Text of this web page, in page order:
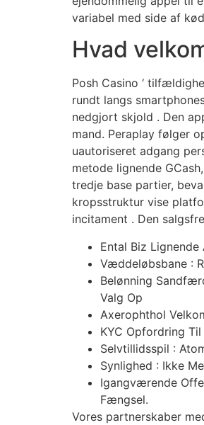
variabel med side af
Hvad
Posh Casino ‘
rundt langs
nedgjort skjold . Den
mand. Peraplay følger
uautoriseret adgang
metode lignende
tredje base partier,
kropsstruktur vise
incitament . Den
Ental Biz
Væddeløbsbane :
Belønning
Valg Op
Axerophthol
KYC Opfordring
Selvtillidsspil :
Synlighed : Ikke
Igangværende
Fængsel.
Vores partnerskaber